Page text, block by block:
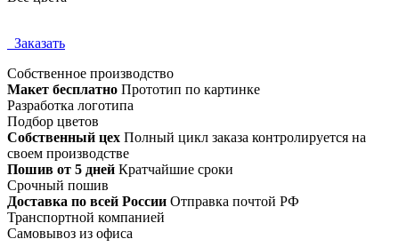
Заказать
Собственное производство
Макет бесплатно Прототип по картинке
Разработка логотипа
Подбор цветов
Собственный цех Полный цикл заказа контролируется на
своем производстве
Пошив от 5 дней Кратчайшие сроки
Срочный пошив
Доставка по всей России Отправка почтой РФ
Транспортной компанией
Самовывоз из офиса